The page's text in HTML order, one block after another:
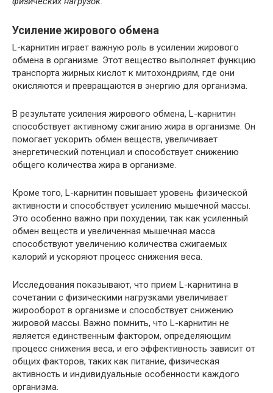
Усиление жирового обмена
L-карнитин играет важную роль в усилении жирового
обмена в организме. Этот вещество выполняет функцию
транспорта жирных кислот к митохондриям, где они
окисляются и превращаются в энергию для организма.
В результате усиления жирового обмена, L-карнитин
способствует активному сжиганию жира в организме. Он
помогает ускорить обмен веществ, увеличивает
энергетический потенциал и способствует снижению
общего количества жира в организме.
Кроме того, L-карнитин повышает уровень физической
активности и способствует усилению мышечной массы.
Это особенно важно при похудении, так как усиленный
обмен веществ и увеличенная мышечная масса
способствуют увеличению количества сжигаемых
калорий и ускоряют процесс снижения веса.
Исследования показывают, что прием L-карнитина в
сочетании с физическими нагрузками увеличивает
жирооборот в организме и способствует снижению
жировой массы. Важно помнить, что L-карнитин не
является единственным фактором, определяющим
процесс снижения веса, и его эффективность зависит от
общих факторов, таких как питание, физическая
активность и индивидуальные особенности каждого
организма.